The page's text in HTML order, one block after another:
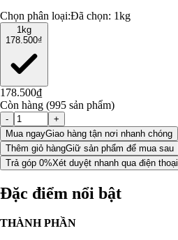
Chọn phân loại:Đã chọn: 1kg
1kg
178.500₫
178.500₫
Còn hàng (995 sản phẩm)
-
+
Mua ngayGiao hàng tận nơi nhanh chóng
Thêm giỏ hàngGiữ sản phẩm để mua sau
Trả góp 0%Xét duyệt nhanh qua điện thoại
Đặc điểm nổi bật
THÀNH PHẦN